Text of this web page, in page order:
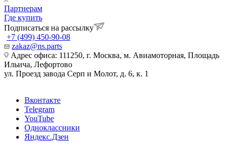
Партнерам
Где купить
Подписаться на рассылку
+7 (499) 450-90-08
zakaz@ns.parts
Адрес офиса: 111250, г. Москва, м. Авиамоторная, Площадь
Ильича, Лефортово
ул. Проезд завода Серп и Молот, д. 6, к. 1
Вконтакте
Telegram
YouTube
Одноклассники
Яндекс.Дзен